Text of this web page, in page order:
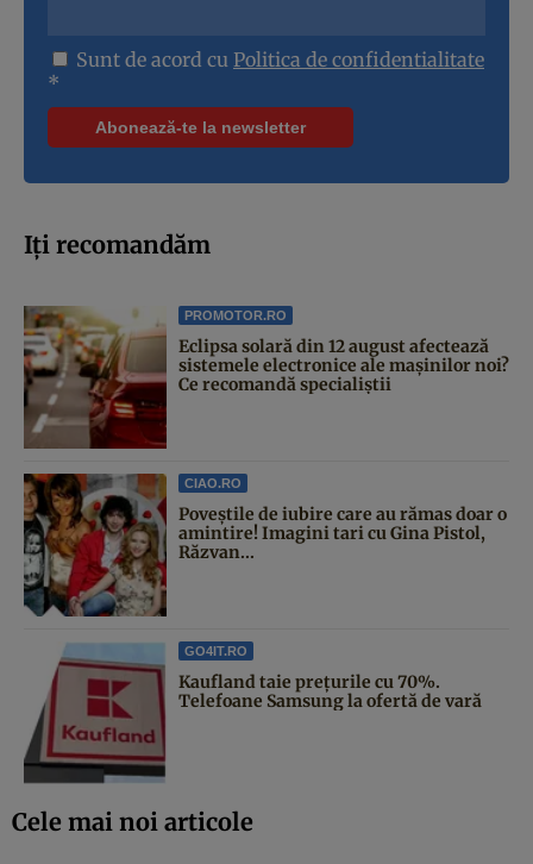
Sunt de acord cu Politica de confidentialitate
*
Iți recomandăm
PROMOTOR.RO
Eclipsa solară din 12 august afectează
sistemele electronice ale mașinilor noi?
Ce recomandă specialiștii
CIAO.RO
Poveştile de iubire care au rămas doar o
amintire! Imagini tari cu Gina Pistol,
Răzvan...
GO4IT.RO
Kaufland taie prețurile cu 70%.
Telefoane Samsung la ofertă de vară
Cele mai noi articole